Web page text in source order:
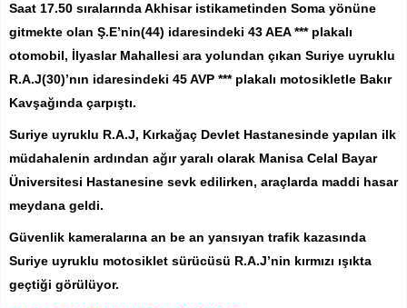
Saat 17.50 sıralarında Akhisar istikametinden Soma yönüne
gitmekte olan Ş.E’nin(44) idaresindeki 43 AEA *** plakalı
otomobil, İlyaslar Mahallesi ara yolundan çıkan Suriye uyruklu
R.A.J(30)’nın idaresindeki 45 AVP *** plakalı motosikletle Bakır
Kavşağında çarpıştı.
Suriye uyruklu R.A.J, Kırkağaç Devlet Hastanesinde yapılan ilk
müdahalenin ardından ağır yaralı olarak Manisa Celal Bayar
Üniversitesi Hastanesine sevk edilirken, araçlarda maddi hasar
meydana geldi.
Güvenlik kameralarına an be an yansıyan trafik kazasında
Suriye uyruklu motosiklet sürücüsü R.A.J’nin kırmızı ışıkta
geçtiği görülüyor.